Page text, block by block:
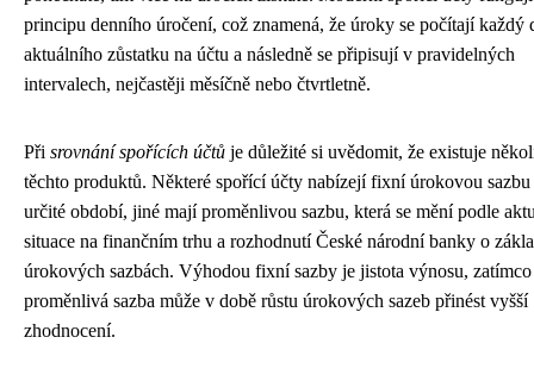
principu denního úročení, což znamená, že úroky se počítají každý
aktuálního zůstatku na účtu a následně se připisují v pravidelných
intervalech, nejčastěji měsíčně nebo čtvrtletně.
Při srovnání spořících účtů je důležité si uvědomit, že existuje
těchto produktů. Některé spořící účty nabízejí fixní úrokovou sazbu
určité období, jiné mají proměnlivou sazbu, která se mění podle
situace na finančním trhu a rozhodnutí České národní banky o
úrokových sazbách. Výhodou fixní sazby je jistota výnosu, zatímco
proměnlivá sazba může v době růstu úrokových sazeb přinést vyšší
zhodnocení.